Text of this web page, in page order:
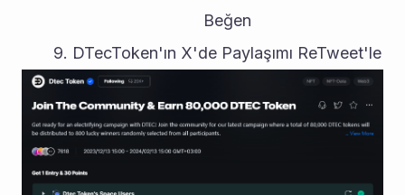
Beğen
DTecToken'ın X'de Paylaşımı ReTweet'le